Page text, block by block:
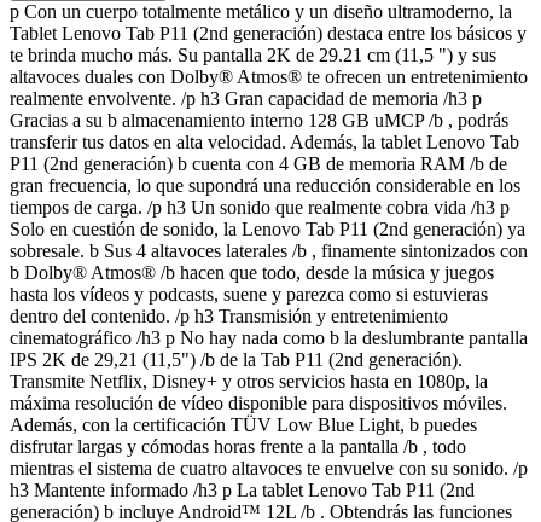
p Con un cuerpo totalmente metálico y un diseño ultramoderno, la
Tablet Lenovo Tab P11 (2nd generación) destaca entre los básicos y
te brinda mucho más. Su pantalla 2K de 29.21 cm (11,5 ") y sus
altavoces duales con Dolby® Atmos® te ofrecen un entretenimiento
realmente envolvente. /p h3 Gran capacidad de memoria /h3 p
Gracias a su b almacenamiento interno 128 GB uMCP /b , podrás
transferir tus datos en alta velocidad. Además, la tablet Lenovo Tab
P11 (2nd generación) b cuenta con 4 GB de memoria RAM /b de
gran frecuencia, lo que supondrá una reducción considerable en los
tiempos de carga. /p h3 Un sonido que realmente cobra vida /h3 p
Solo en cuestión de sonido, la Lenovo Tab P11 (2nd generación) ya
sobresale. b Sus 4 altavoces laterales /b , finamente sintonizados con
b Dolby® Atmos® /b hacen que todo, desde la música y juegos
hasta los vídeos y podcasts, suene y parezca como si estuvieras
dentro del contenido. /p h3 Transmisión y entretenimiento
cinematográfico /h3 p No hay nada como b la deslumbrante pantalla
IPS 2K de 29,21 (11,5") /b de la Tab P11 (2nd generación).
Transmite Netflix, Disney+ y otros servicios hasta en 1080p, la
máxima resolución de vídeo disponible para dispositivos móviles.
Además, con la certificación TÜV Low Blue Light, b puedes
disfrutar largas y cómodas horas frente a la pantalla /b , todo
mientras el sistema de cuatro altavoces te envuelve con su sonido. /p
h3 Mantente informado /h3 p La tablet Lenovo Tab P11 (2nd
generación) b incluye Android™ 12L /b . Obtendrás las funciones